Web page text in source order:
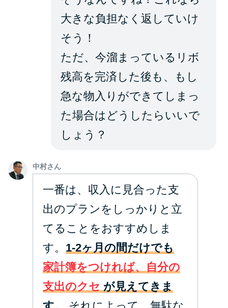
大きな負担なく返していけ
そう！
ただ、今溜まっているリボ
残高を完済した後も、もし
急な物入りができてしまっ
た場合はどうしたらいいで
しょう？
中村さん
一番は、収入に見合った支
出のプランをしっかりと立
てることをおすすめしま
す。 1-2ヶ月の間だけでも
家計簿をつければ、自分の
支出のクセ が見えてきま